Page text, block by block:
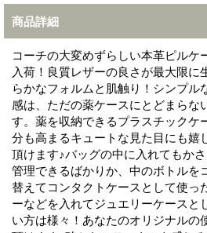
商品詳細
コーチの大変めずらしい本革ピルケ
入荷！良質レザーの良さが最大限に
らかなフォルムと肌触り！シンプル
感は、ただの薬ケースにとどまらな
す。薬を収納できるプラスチックケ
分も高まるキュートな見た目にも嬉
頂けます♪バッグの中に入れてもか
管理できるばかりか、中のボトルを
替えてコンタクトケースとして使っ
ーなどを入れてジュエリーケースと
い方は様々！あなたのオリジナルの